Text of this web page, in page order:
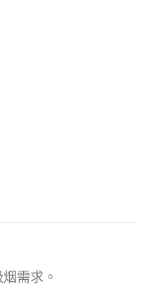
需求。